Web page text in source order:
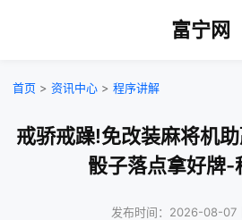
富宁网
首页 > 资讯中心 > 程序讲解
戒骄戒躁!免改装麻将机
骰子落点拿好牌-
发布时间：2026-08-07